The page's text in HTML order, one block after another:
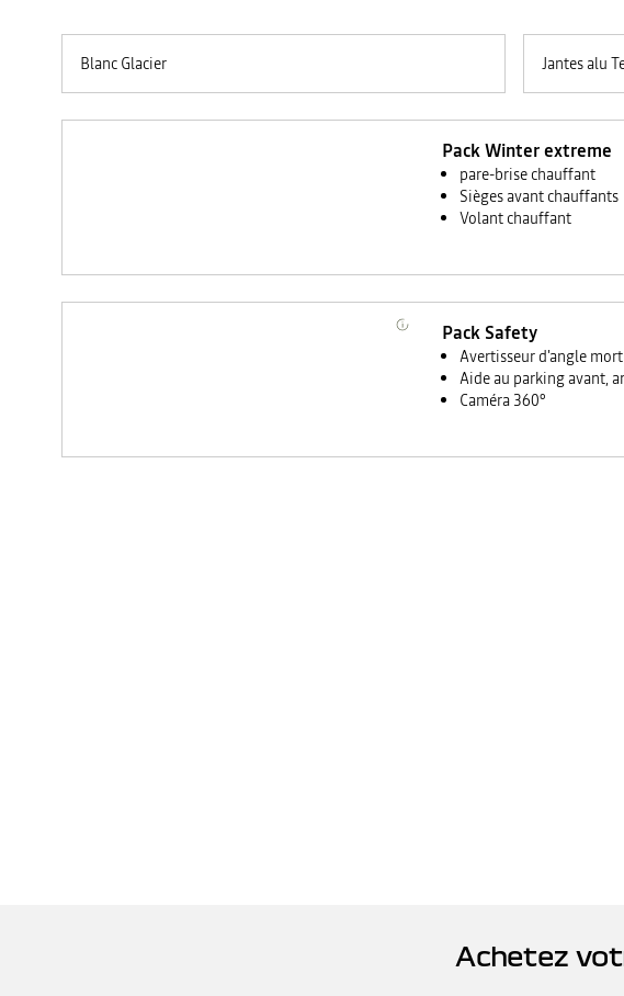
Blanc Glacier Jantes alu
Pack Winter extreme
pare-brise chauffant
Sièges avant chauffants
Volant chauffant
Pack Safety
Avertisseur d'angle mort
Aide au parking avant,
Caméra 360°
Achetez